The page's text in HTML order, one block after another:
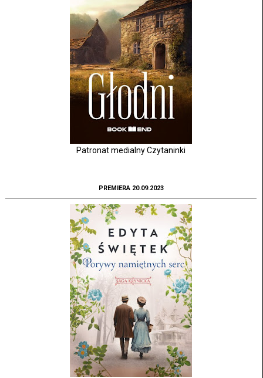
Patronat medialny Czytaninki
PREMIERA 20.09.2023